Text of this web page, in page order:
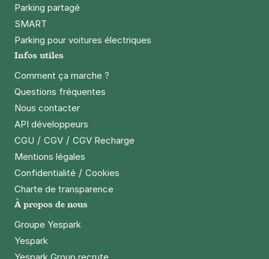
Parking partagé
SMART
Parking pour voitures électriques
Infos utiles
Comment ça marche ?
Questions fréquentes
Nous contacter
API développeurs
CGU / CGV / CGV Recharge
Mentions légales
Confidentialité / Cookies
Charte de transparence
À propos de nous
Groupe Yespark
Yespark